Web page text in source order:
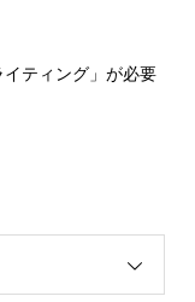
ティング」が必要